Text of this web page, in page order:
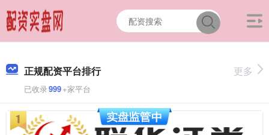
正规配资平台排行
已收录999+家平台
更多